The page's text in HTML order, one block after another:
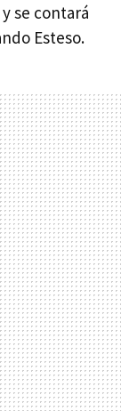
se contará
Esteso.